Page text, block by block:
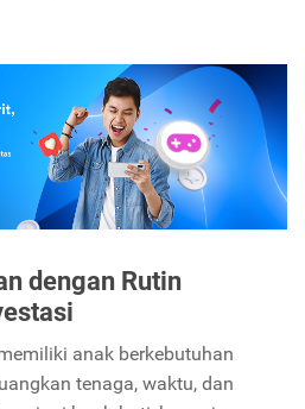
dengan Rutin
anak berkebutuhan
tenaga, waktu, dan